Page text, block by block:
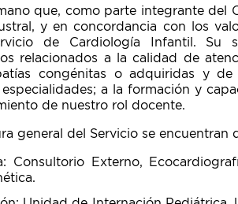
que, como parte integrante del
y en concordancia con los
de Cardiología Infantil. Su
relacionados a la calidad de
congénitas o adquiridas y
a la formación y
de nuestro rol docente.
general del Servicio se encuentran
Consultorio Externo,